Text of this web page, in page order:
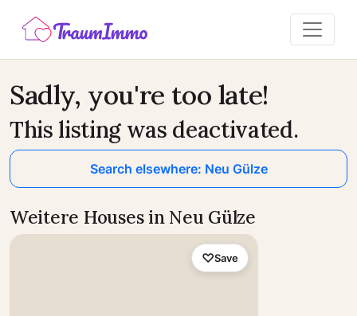
Sadly, you're too late!
This listing was deactivated.
Search elsewhere: Neu Gülze
Weitere Houses in Neu Gülze
Save